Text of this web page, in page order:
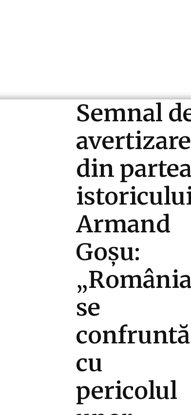
Semnal
avertizare
din
Armand
Goșu:
se
confruntă
cu
pericolul